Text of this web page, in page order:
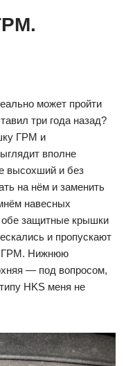
может пройти
три года назад?
ГРМ и
вполне
высохший и без
на нём и заменить
навесных
обе защитные крышки
и пропускают
ГРМ. Нижнюю
— под вопросом,
HKS меня не